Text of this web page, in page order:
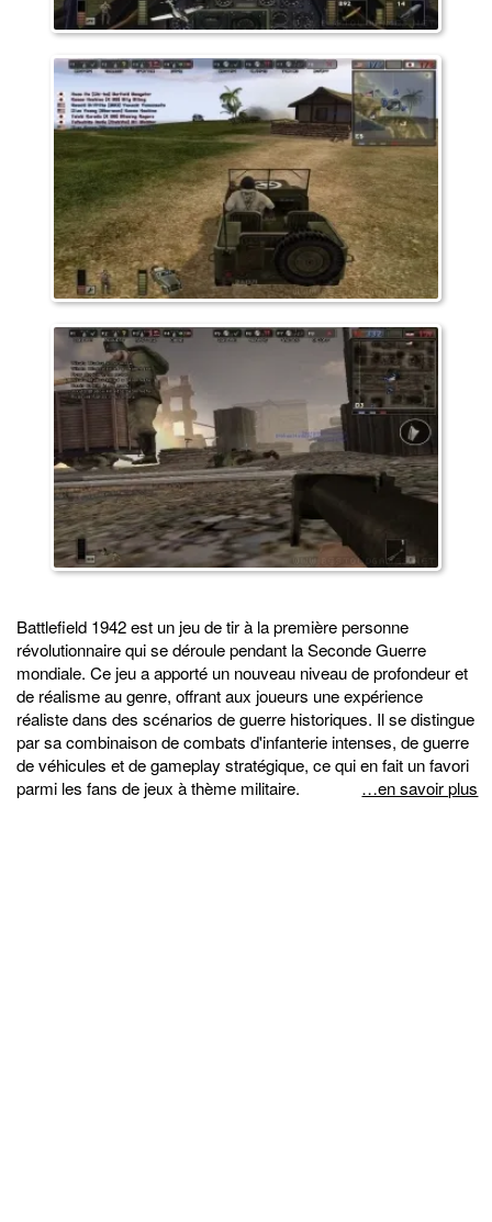
Battlefield 1942 est un jeu de tir à la première personne
révolutionnaire qui se déroule pendant la Seconde Guerre
mondiale. Ce jeu a apporté un nouveau niveau de profondeur et
de réalisme au genre, offrant aux joueurs une expérience
réaliste dans des scénarios de guerre historiques. Il se distingue
par sa combinaison de combats d'infanterie intenses, de guerre
de véhicules et de gameplay stratégique, ce qui en fait un favori
parmi les fans de jeux à thème militaire.
…en savoir plus